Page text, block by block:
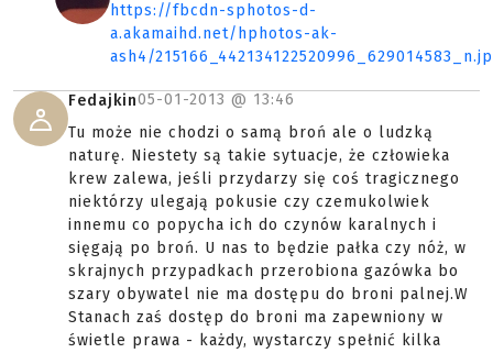
https://fbcdn-sphotos-d-
a.akamaihd.net/hphotos-ak-
ash4/
Fedajkin05-01-2013 @ 13:46
Tu może nie chodzi o samą broń ale o ludzką
naturę. Niestety są takie sytuacje, że człowieka
krew zalewa, jeśli przydarzy się coś tragicznego
niektórzy ulegają pokusie czy czemukolwiek
innemu co popycha ich do czynów karalnych i
sięgają po broń. U nas to będzie pałka czy nóż, w
skrajnych przypadkach przerobiona gazówka bo
szary obywatel nie ma dostępu do broni palnej.W
Stanach zaś dostęp do broni ma zapewniony w
świetle prawa - każdy, wystarczy spełnić kilka